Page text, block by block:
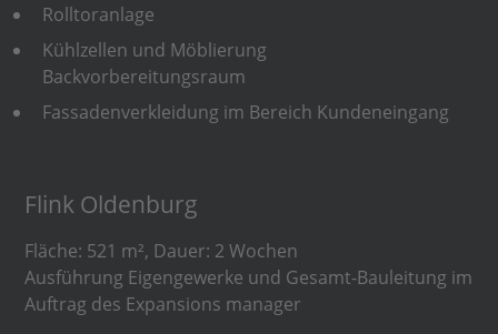
Rolltoranlage
Kühlzellen und Möblierung
Backvorbereitungsraum
Fassadenverkleidung im Bereich Kundeneingang
Flink Oldenburg
Fläche: 521 m², Dauer: 2 Wochen
Ausführung Eigengewerke und Gesamt-Bauleitung im
Auftrag des Expansions manager